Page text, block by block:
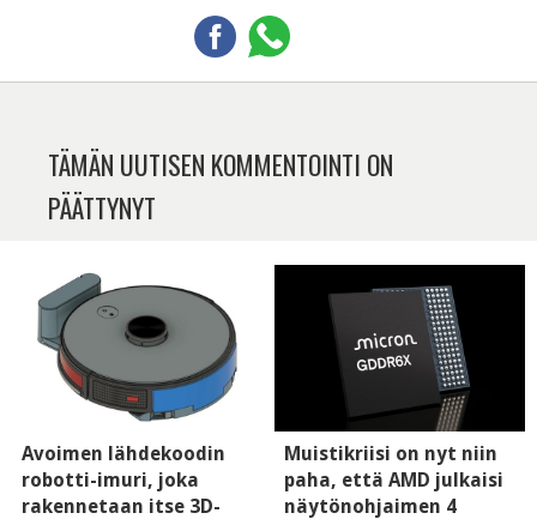
TÄMÄN UUTISEN KOMMENTOINTI ON
PÄÄTTYNYT
Avoimen lähdekoodin
robotti-imuri, joka
rakennetaan itse 3D-
Muistikriisi on nyt niin
paha, että AMD julkaisi
näytönohjaimen 4